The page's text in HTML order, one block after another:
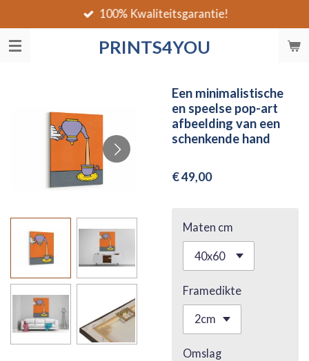
direct
naar
PRINTS4YOU
100% Kwaliteitsgarantie!
Een minimalistische
en speelse pop-art
afbeelding van een
schenkende hand
€ 49,00
Maten cm
Framedikte
Omslag